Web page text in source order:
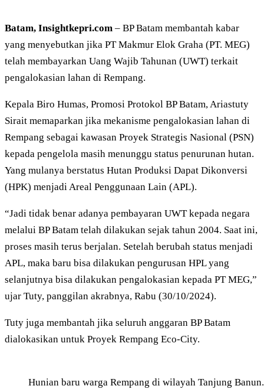
Batam, Insightkepri.com – BP Batam membantah kabar
yang menyebutkan jika PT Makmur Elok Graha (PT. MEG)
telah membayarkan Uang Wajib Tahunan (UWT) terkait
pengalokasian lahan di Rempang.
Kepala Biro Humas, Promosi Protokol BP Batam, Ariastuty
Sirait memaparkan jika mekanisme pengalokasian lahan di
Rempang sebagai kawasan Proyek Strategis Nasional (PSN)
kepada pengelola masih menunggu status penurunan hutan.
Yang mulanya berstatus Hutan Produksi Dapat Dikonversi
(HPK) menjadi Areal Penggunaan Lain (APL).
“Jadi tidak benar adanya pembayaran UWT kepada negara
melalui BP Batam telah dilakukan sejak tahun 2004. Saat ini,
proses masih terus berjalan. Setelah berubah status menjadi
APL, maka baru bisa dilakukan pengurusan HPL yang
selanjutnya bisa dilakukan pengalokasian kepada PT MEG,”
ujar Tuty, panggilan akrabnya, Rabu (30/10/2024).
Tuty juga membantah jika seluruh anggaran BP Batam
dialokasikan untuk Proyek Rempang Eco-City.
Hunian baru warga Rempang di wilayah Tanjung Banun.